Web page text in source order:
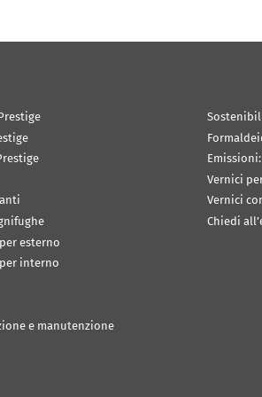
esterno
interno
e manutenzione
Vernici
Vernici
Chiedi